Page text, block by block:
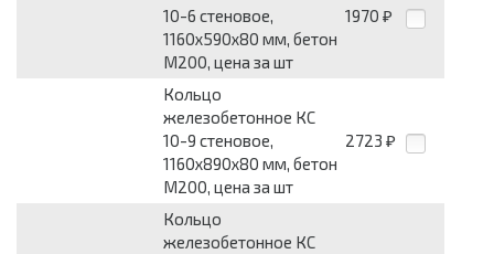
10-6 стеновое,
1160х590х80 мм, бетон
М200, цена за шт
1970 ₽
Кольцо
железобетонное КС
10-9 стеновое,
1160х890х80 мм, бетон
М200, цена за шт
2723 ₽
Кольцо
железобетонное КС